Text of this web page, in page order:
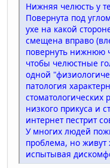
Нижняя челюсть у
Повернута под
ухе на какой
смещена вправо
повернуть нижнюю
чтобы челюстные
одной
патология
стоматологических
низкого прикуса и
интернет пестрит
У многих людей
проблема, но живут
испытывая